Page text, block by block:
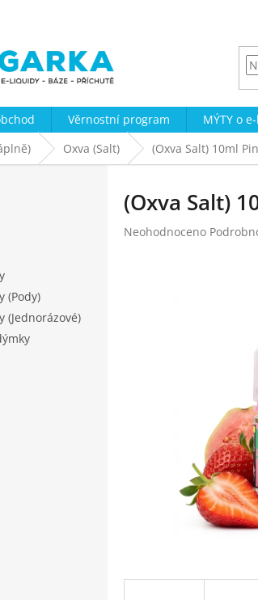
Věrnostní program MÝTY o
Oxva (Salt) (Oxva Salt) 10ml
(Pody)
(Jednorázové)
(Oxva Salt)
Průměrné
Neohodnoceno